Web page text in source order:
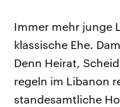
Immer mehr junge
klassische Ehe.
Denn Heirat,
regeln im Libanon
standesamtliche